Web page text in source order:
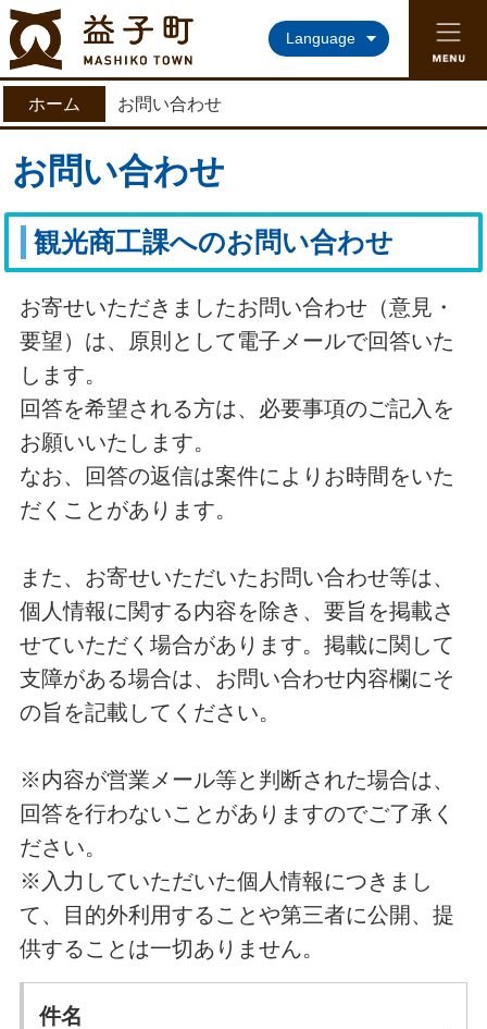
益子町ホームページ
Language
ホーム お問い合わせ
お問い合わせ
観光商工課へのお問い合わせ
お寄せいただきましたお問い合わせ（意見・
要望）は、原則として電子メールで回答いた
します。
回答を希望される方は、必要事項のご記入を
お願いいたします。
なお、回答の返信は案件によりお時間をいた
だくことがあります。
また、お寄せいただいたお問い合わせ等は、
個人情報に関する内容を除き、要旨を掲載さ
せていただく場合があります。掲載に関して
支障がある場合は、お問い合わせ内容欄にそ
の旨を記載してください。
※内容が営業メール等と判断された場合は、
回答を行わないことがありますのでご了承く
ださい。
※入力していただいた個人情報につきまし
て、目的外利用することや第三者に公開、提
供することは一切ありません。
件名